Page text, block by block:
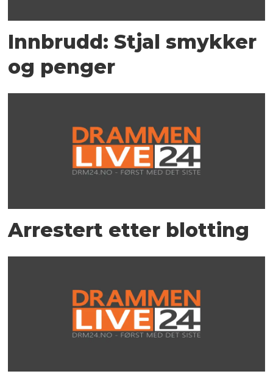
Innbrudd: Stjal smykker
og penger
Arrestert etter blotting